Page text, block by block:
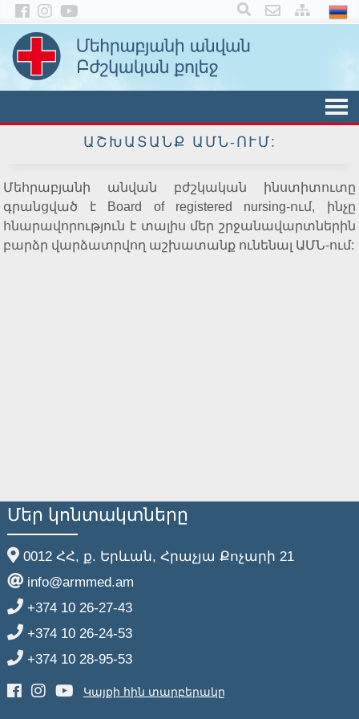
×
ԱՇԽԱՏԱՆՔ ԱՄՆ-ՈՒՄ:
Մեհրաբյանի անվան բժշկական ինստիտուտը
գրանցված է Board of registered nursing-ում, ինչը
հնարավորություն է տալիս մեր շրջանավարտներին
բարձր վարձատրվող աշխատանք ունենալ ԱՄՆ-ում:
Մեր կոնտակտները
0012 ՀՀ, ք. Երևան, Հրաչյա Քոչարի 21
info@armmed.am
+374 10 26-27-43
+374 10 26-24-53
+374 10 28-95-53
Կայքի հին տարբերակը